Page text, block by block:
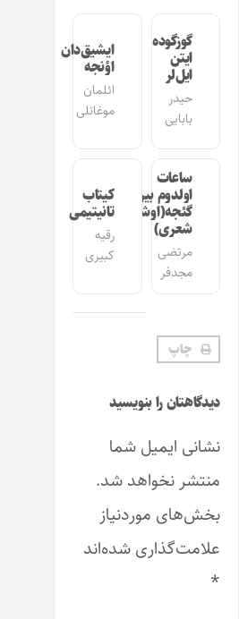
گوزگوده
ایتن
ایل‌لر
حیدر
بابایی
ایشیق‌دان
اؤنجه
ائلمان
موغانلی
ساعات
اولدوم بیر
گئجه(اوشاق
شعری)
مرتضی
مجدفر
کیتاب
تانیتیمی
رقیه
کبیری
چاپ
دیدگاهتان را بنویسید
نشانی ایمیل شما
منتشر نخواهد شد.
بخش‌های موردنیاز
علامت‌گذاری شده‌اند